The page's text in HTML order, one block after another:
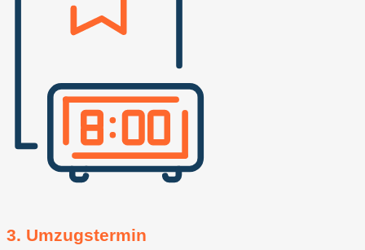
3. Umzugstermin